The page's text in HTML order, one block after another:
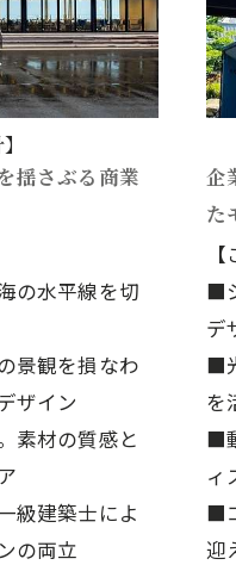
揺さぶる商業
の水平線を切
景観を損なわ
ザイン
素材の質感と
級建築士によ
の両立
企
た
■
デ
■
を
■
ィ
■
迎